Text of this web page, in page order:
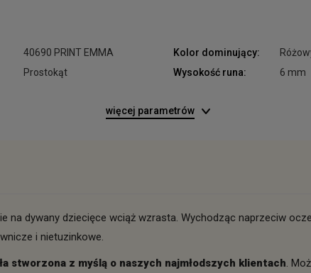
40690 PRINT EMMA Kolor dominujący:
Prostokąt Wysokość runa: 6 mm
więcej parametrów
na dywany dziecięce wciąż wzrasta. Wychodząc naprzeciw
i nietuzinkowe.
stworzona z myślą o naszych najmłodszych klientach.